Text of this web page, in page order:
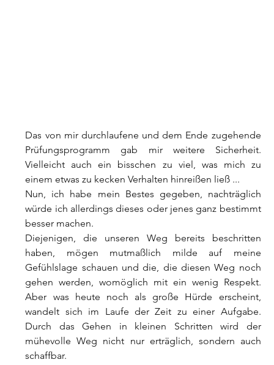
Das von mir durchlaufene und dem Ende zugehende
Prüfungsprogramm gab mir weitere Sicherheit.
Vielleicht auch ein bisschen zu viel, was mich zu
einem etwas zu kecken Verhalten hinreißen ließ ...
Nun, ich habe mein Bestes gegeben, nachträglich
würde ich allerdings dieses oder jenes ganz bestimmt
besser machen.
Diejenigen, die unseren Weg bereits beschritten
haben, mögen mutmaßlich milde auf meine
Gefühlslage schauen und die, die diesen Weg noch
gehen werden, womöglich mit ein wenig Respekt.
Aber was heute noch als große Hürde erscheint,
wandelt sich im Laufe der Zeit zu einer Aufgabe.
Durch das Gehen in kleinen Schritten wird der
mühevolle Weg nicht nur erträglich, sondern auch
schaffbar.